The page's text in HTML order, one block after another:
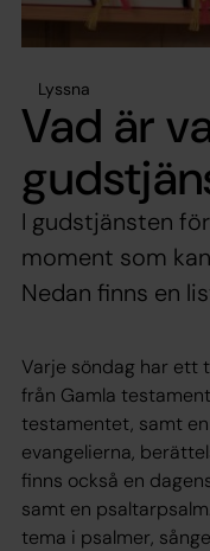
Lyssna
Vad är
I gudstjänsten
moment som
Nedan finns en
Varje söndag har ett
från Gamla
testamentet, samt
evangelierna,
finns också en
samt en
tema i psalmer,